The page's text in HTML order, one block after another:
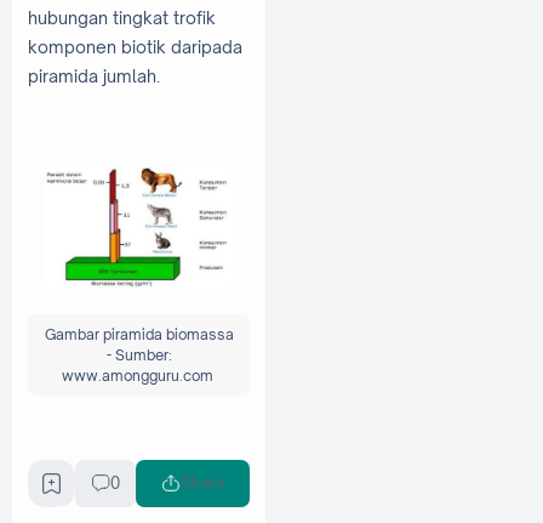
hubungan tingkat trofik
komponen biotik daripada
piramida jumlah.
Gambar piramida biomassa
- Sumber:
www.amongguru.com
Piramida biomassa
dibedakan menjadi dua,
0 Share